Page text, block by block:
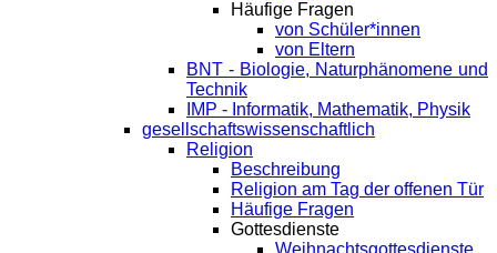
Häufige Fragen
von Schüler*innen
von Eltern
BNT - Biologie, Naturphänomene und
Technik
IMP - Informatik, Mathematik, Physik
gesellschaftswissenschaftlich
Religion
Beschreibung
Religion am Tag der offenen Tür
Häufige Fragen
Gottesdienste
Weihnachtsgottesdienste